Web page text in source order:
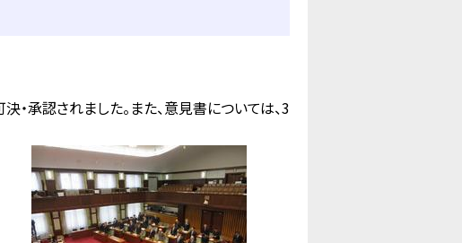
承認されました。また、意見書については、3